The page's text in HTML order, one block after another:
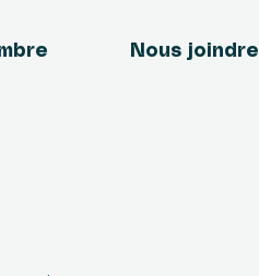
Nous joindre